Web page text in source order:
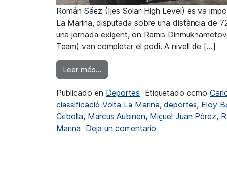
Román Sáez (Ijes Solar-High Level) es va
La Marina, disputada sobre una distància de
una jornada exigent, on Ramis
Team) van completar el podi. A nivell de […]
Leer más…
Publicado en Deportes Etiquetado como
classificació Volta La Marina, deportes, Eloy
Cebolla, Marcus Aubinen, Miguel Juan Pérez,
Marina Deja un comentario